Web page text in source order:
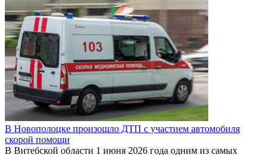
В Новополоцке произошло ДТП с участием автомобиля
скорой помощи
В Витебской области 1 июня 2026 года одним из самых